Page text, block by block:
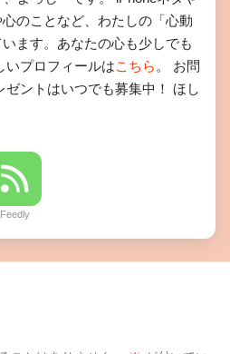
のことなど、わたしの「心動
ます。あなたの心も少しでも
いプロフィールはこちら 。 お問
ゼントはいつでも募集中！ ほし
Feedly